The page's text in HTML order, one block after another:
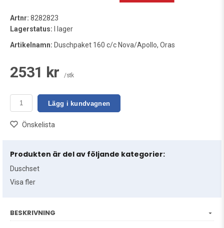
Artnr: 8282823
Lagerstatus: I lager
Artikelnamn: Duschpaket 160 c/c Nova/Apollo, Oras
2531 kr /stk
Lägg i kundvagnen
Önskelista
Produkten är del av följande kategorier:
Duschset
Visa fler
BESKRIVNING